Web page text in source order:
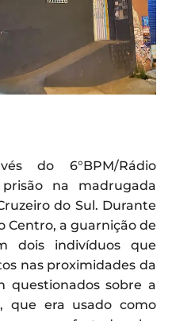
do 6°BPM/Rádio
na madrugada
do Sul. Durante
a guarnição de
dois indivíduos que
nas proximidades da
questionados sobre a
que era usado como